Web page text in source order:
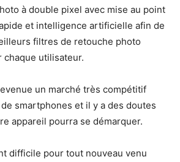
à double pixel avec mise au point
et intelligence artificielle afin de
filtres de retouche photo
chaque utilisateur.
un marché très compétitif
smartphones et il y a des doutes
appareil pourra se démarquer.
difficile pour tout nouveau venu